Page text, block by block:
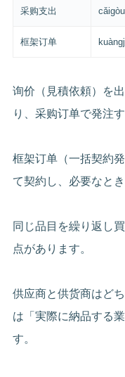
采购支出
框架订单
询价（見積依頼）を
り、采购订单で発注
框架订单（一括契約
て契約し、必要なと
同じ品目を繰り返し
点があります。
供应商と供货商はど
は「実際に納品する
す。